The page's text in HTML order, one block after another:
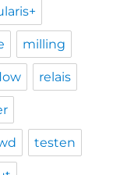
milling
relais
testen